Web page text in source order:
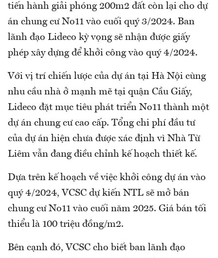
tiến hành giải phóng 200m2 đất còn lại cho dự
án chung cư No11 vào cuối quý 3/2024. Ban
lãnh đạo Lideco kỳ vọng sẽ nhận được giấy
phép xây dựng để khởi công vào quý 4/2024.
Với vị trí chiến lược của dự án tại Hà Nội cùng
nhu cầu nhà ở mạnh mẽ tại quận Cầu Giấy,
Lideco đặt mục tiêu phát triển No11 thành một
dự án chung cư cao cấp. Tổng chi phí đầu tư
của dự án hiện chưa được xác định vì Nhà Từ
Liêm vẫn đang điều chỉnh kế hoạch thiết kế.
Dựa trên kế hoạch về việc khởi công dự án vào
quý 4/2024, VCSC dự kiến NTL sẽ mở bán
chung cư No11 vào cuối năm 2025. Giá bán tối
thiểu là 100 triệu đồng/m2.
Bên cạnh đó, VCSC cho biết ban lãnh đạo